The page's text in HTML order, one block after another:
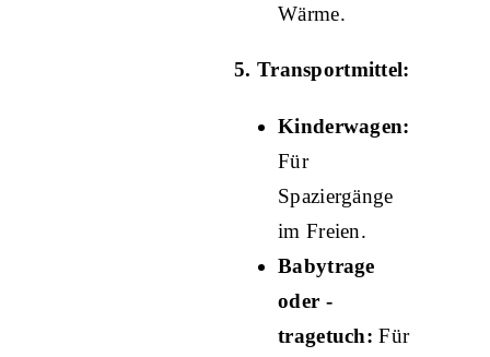
Wärme.
5. Transportmittel:
Kinderwagen:
Für
Spaziergänge
im Freien.
Babytrage
oder -
tragetuch: Für